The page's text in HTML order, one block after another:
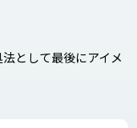
として最後にアイメ